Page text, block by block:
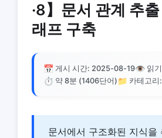
·8】문서 관계 추
래프 구축
📅 게시 시간: 2025-08-19👁️ 읽
⏱️ 약 8분 (1406단어) 📁 카테고리
문서에서 구조화된 지식을